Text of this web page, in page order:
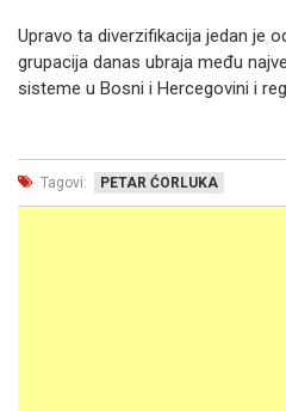
Upravo ta diverzifikacija jedan je
grupacija danas ubraja među
sisteme u Bosni i Hercegovini i
Tagovi: PETAR ĆORLUKA